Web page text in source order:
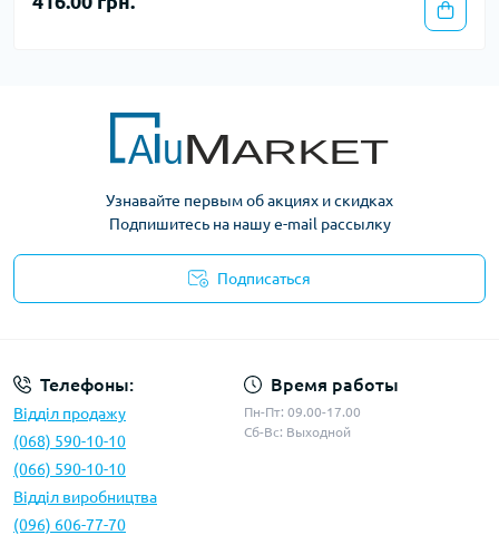
Узнавайте первым об акциях и скидках
Подпишитесь на нашу e-mail рассылку
Подписаться
Телефоны:
Відділ продажу
(068) 590-10-10
(066) 590-10-10
Відділ виробництва
(096) 606-77-70
Время работы
Пн-Пт: 09.00-17.00
Сб-Вс: Выходной